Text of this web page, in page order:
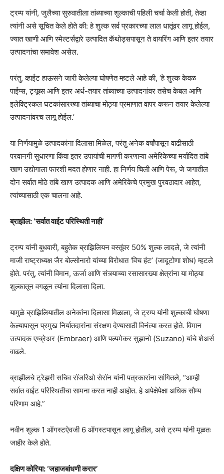
ट्रम्प यांनी, जुलैच्या सुरुवातीला तांब्याच्या शुल्काची पहिली चर्चा केली होती, तेव्हा
त्यांनी असे सूचित केले होते की: हे शुल्क सर्व प्रकारच्या लाल धातूंवर लागू होईल,
ज्यात खाणी आणि स्मेल्टर्सद्वारे उत्पादित कॅथोड्सपासून ते वायरिंग आणि इतर तयार
उत्पादनांचा समावेश असेल.
परंतु, व्हाईट हाऊसने जारी केलेल्या घोषणेत म्हटले आहे की, ‘हे शुल्क केवळ
पाईप्स, ट्यूब्स आणि इतर अर्ध-तयार तांब्याच्या उत्पादनांवर तसेच केबल आणि
इलेक्ट्रिकल घटकांसारख्या तांब्याचा मोठ्या प्रमाणात वापर करून तयार केलेल्या
उत्पादनांवरच लागू होईल.’
या निर्णयामुळे उत्पादकांना दिलासा मिळेल, परंतु अनेक वर्षांपासून वाढीसाठी
परवानगी सुधारणा किंवा इतर उपायांची मागणी करणाऱ्या अमेरिकेच्या मर्यादित तांबे
खाण उद्योगाला फारशी मदत होणार नाही. हा निर्णय चिली आणि पेरू, जे जगातील
दोन सर्वात मोठे तांबे खाण उत्पादक आणि अमेरिकेचे प्रमुख पुरवठादार आहेत,
त्यांच्यासाठी एक चालना आहे.
ब्राझील: ‘सर्वात वाईट परिस्थिती नाही’
ट्रम्प यांनी बुधवारी, बहुतेक ब्राझिलियन वस्तूंवर 50% शुल्क लादले, जे त्यांनी
माजी राष्ट्राध्यक्ष जैर बोल्सोनारो यांच्या विरोधात ‘विच हंट’ (जादूटोणा शोध) म्हटले
होते. परंतु, त्यांनी विमान, ऊर्जा आणि संत्र्याच्या रसासारख्या क्षेत्रांना या मोठ्या
शुल्कातून वगळून त्यांना दिलासा दिला.
यामुळे ब्राझिलियातील अनेकांना दिलासा मिळाला, जे ट्रम्प यांनी शुल्काची घोषणा
केल्यापासून प्रमुख निर्यातदारांना संरक्षण देण्यासाठी विनंत्या करत होते. विमान
उत्पादक एम्ब्रेअर (Embraer) आणि पल्पमेकर सुझानो (Suzano) यांचे शेअर्स
वाढले.
ब्राझीलचे ट्रेझरी सचिव रॉजरिओ सेरॉन यांनी पत्रकारांना सांगितले, “आम्ही
सर्वात वाईट परिस्थितीचा सामना करत नाही आहोत. हे अपेक्षेपेक्षा अधिक सौम्य
परिणाम आहे.”
नवीन शुल्क 1 ऑगस्टऐवजी 6 ऑगस्टपासून लागू होतील, असे ट्रम्प यांनी मूळतः
जाहीर केले होते.
दक्षिण कोरिया: ‘जहाजबांधणी करार’